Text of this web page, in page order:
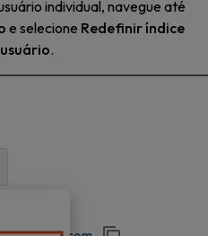
individual, navegue até
e selecione Redefinir índice
.